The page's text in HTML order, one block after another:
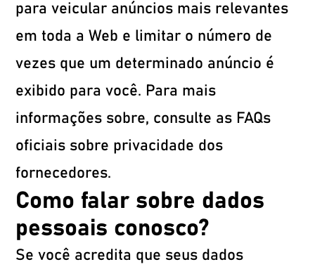
para veicular anúncios mais relevantes
em toda a Web e limitar o número de
vezes que um determinado anúncio é
exibido para você. Para mais
informações sobre, consulte as FAQs
oficiais sobre privacidade dos
fornecedores.
Como falar sobre dados
pessoais conosco?
Se você acredita que seus dados